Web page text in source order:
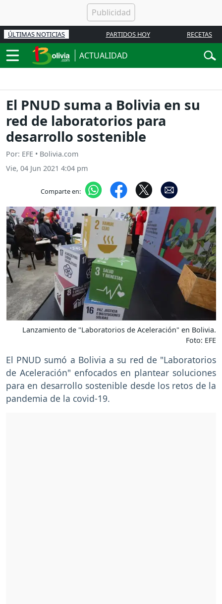
ÚLTIMAS NOTICIAS PARTIDOS HOY RECETAS
ACTUALIDAD
El PNUD suma a Bolivia en su
red de laboratorios para
desarrollo sostenible
Por: EFE • Bolivia.com
Vie, 04 Jun 2021 4:04 pm
Comparte en:
Lanzamiento de "Laboratorios de Aceleración" en Bolivia.
Foto: EFE
El PNUD sumó a Bolivia a su red de "Laboratorios
de Aceleración" enfocados en plantear soluciones
para en desarrollo sostenible desde los retos de la
pandemia de la covid-19.